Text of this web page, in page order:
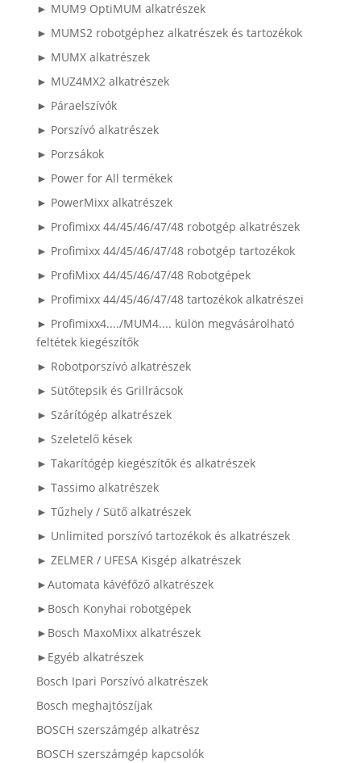
► MUM9 OptiMUM alkatrészek
► MUMS2 robotgéphez alkatrészek és tartozékok
► MUMX alkatrészek
► MUZ4MX2 alkatrészek
► Páraelszívók
► Porszívó alkatrészek
► Porzsákok
► Power for All termékek
► PowerMixx alkatrészek
► Profimixx 44/45/46/47/48 robotgép alkatrészek
► Profimixx 44/45/46/47/48 robotgép tartozékok
► ProfiMixx 44/45/46/47/48 Robotgépek
► Profimixx 44/45/46/47/48 tartozékok alkatrészei
► Profimixx4..../MUM4.... külön megvásárolható
feltétek kiegészítők
► Robotporszívó alkatrészek
► Sütőtepsik és Grillrácsok
► Szárítógép alkatrészek
► Szeletelő kések
► Takarítógép kiegészítők és alkatrészek
► Tassimo alkatrészek
► Tűzhely / Sütő alkatrészek
► Unlimited porszívó tartozékok és alkatrészek
► ZELMER / UFESA Kisgép alkatrészek
►Automata kávéfőző alkatrészek
►Bosch Konyhai robotgépek
►Bosch MaxoMixx alkatrészek
►Egyéb alkatrészek
Bosch Ipari Porszívó alkatrészek
Bosch meghajtószíjak
BOSCH szerszámgép alkatrész
BOSCH szerszámgép kapcsolók